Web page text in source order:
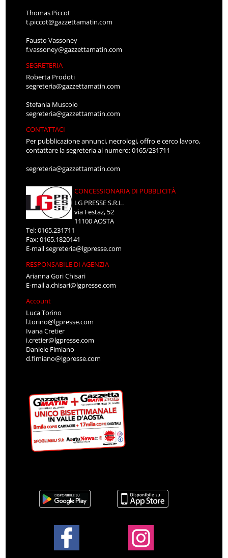
Thomas Piccot
t.piccot@gazzettamatin.com
Fausto Vassoney
f.vassoney@gazzettamatin.com
SEGRETERIA
Roberta Prodoti
segreteria@gazzettamatin.com
Stefania Muscolo
segreteria@gazzettamatin.com
CONTATTACI
Per pubblicazione annunci, necrologi, offro e cerco lavoro,
contattare la segreteria al numero: 0165/231711
segreteria@gazzettamatin.com
CONCESSIONARIA DI PUBBLICITÀ
LG PRESSE S.R.L.
via Festaz, 52
11100 AOSTA
Tel: 0165.231711
Fax: 0165.1820141
E-mailsegreteria@lgpresse.com
RESPONSABILE DI AGENZIA
Arianna Gori Chisari
E-maila.chisari@lgpresse.com
Account
Luca Torino
l.torino@lgpresse.com
Ivana Cretier
i.cretier@lgpresse.com
Daniele Fimiano
d.fimiano@lgpresse.com